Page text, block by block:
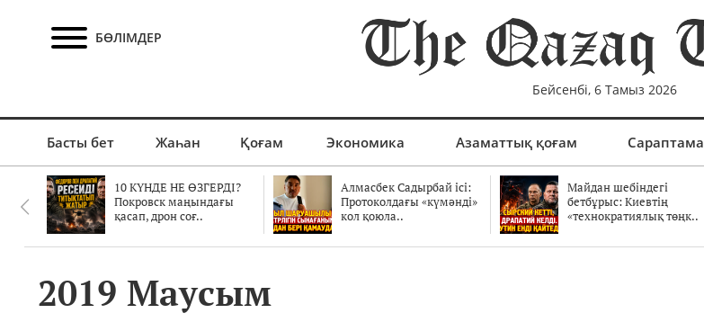
БӨЛІМДЕР
Бейсенбі, 6 Тамыз 2026
Басты бет Жаһан Қоғам Экономика Азаматтық қоғам Сараптама
10 КҮНДЕ НЕ ӨЗГЕРДІ?
Покровск маңындағы
қасап, дрон соғ..
Алмасбек Садырбай ісі:
Протоколдағы «күмәнді»
кол қоюла..
Майдан шебіндегі
бетбұрыс: Киевтің
«технократиялық төңк..
2019 Маусым